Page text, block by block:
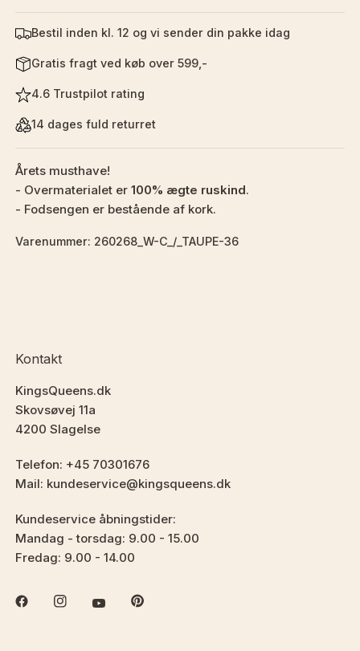
Bestil inden kl. 12 og vi sender din pakke idag
Gratis fragt ved køb over 599,-
4.6 Trustpilot rating
14 dages fuld returret
Årets musthave!
- Overmaterialet er 100% ægte ruskind.
- Fodsengen er bestående af kork.
Varenummer: 260268_W-C_/_TAUPE-36
Kontakt
KingsQueens.dk
Skovsøvej 11a
4200 Slagelse
Telefon: +45 70301676
Mail: kundeservice@kingsqueens.dk
Kundeservice åbningstider:
Mandag - torsdag: 9.00 - 15.00
Fredag: 9.00 - 14.00